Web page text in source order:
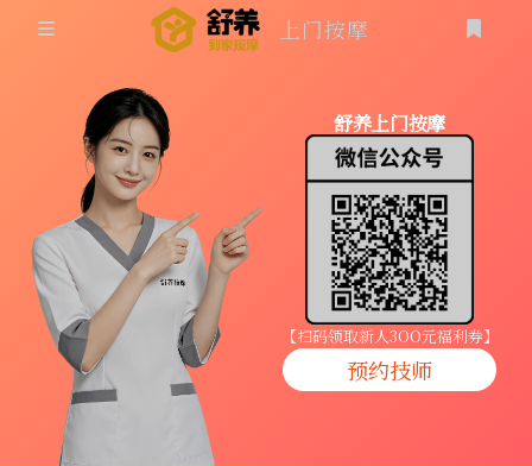
同城按摩
上门按摩
养生按摩
技师入驻
商家入驻
代理入驻
上门按摩
登录
舒养上门按摩
【扫码领取新人3OO元福利券】
预约技师